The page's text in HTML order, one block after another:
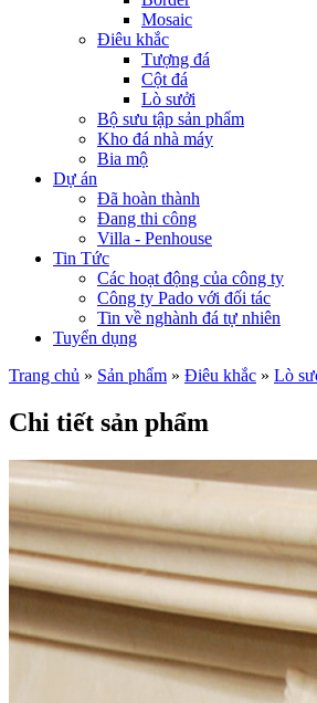
Mosaic
Điêu khắc
Tượng đá
Cột đá
Lò sưởi
Bộ sưu tập sản phẩm
Kho đá nhà máy
Bia mộ
Dự án
Đã hoàn thành
Đang thi công
Villa - Penhouse
Tin Tức
Các hoạt động của công ty
Công ty Pado với đối tác
Tin về nghành đá tự nhiên
Tuyển dụng
Trang chủ » Sản phẩm » Điêu khắc » Lò
Chi tiết sản phẩm